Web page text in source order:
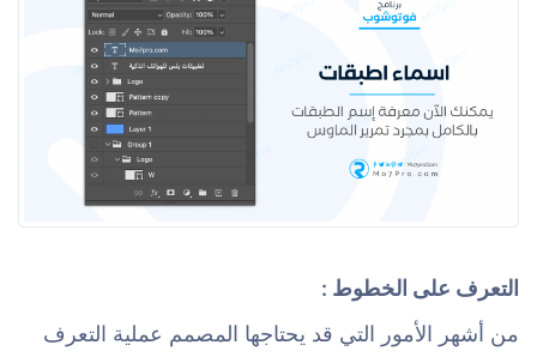
التعرف على الخطوط :
من أشهر الأمور التي قد يحتاجها المصمم عملية التعرف